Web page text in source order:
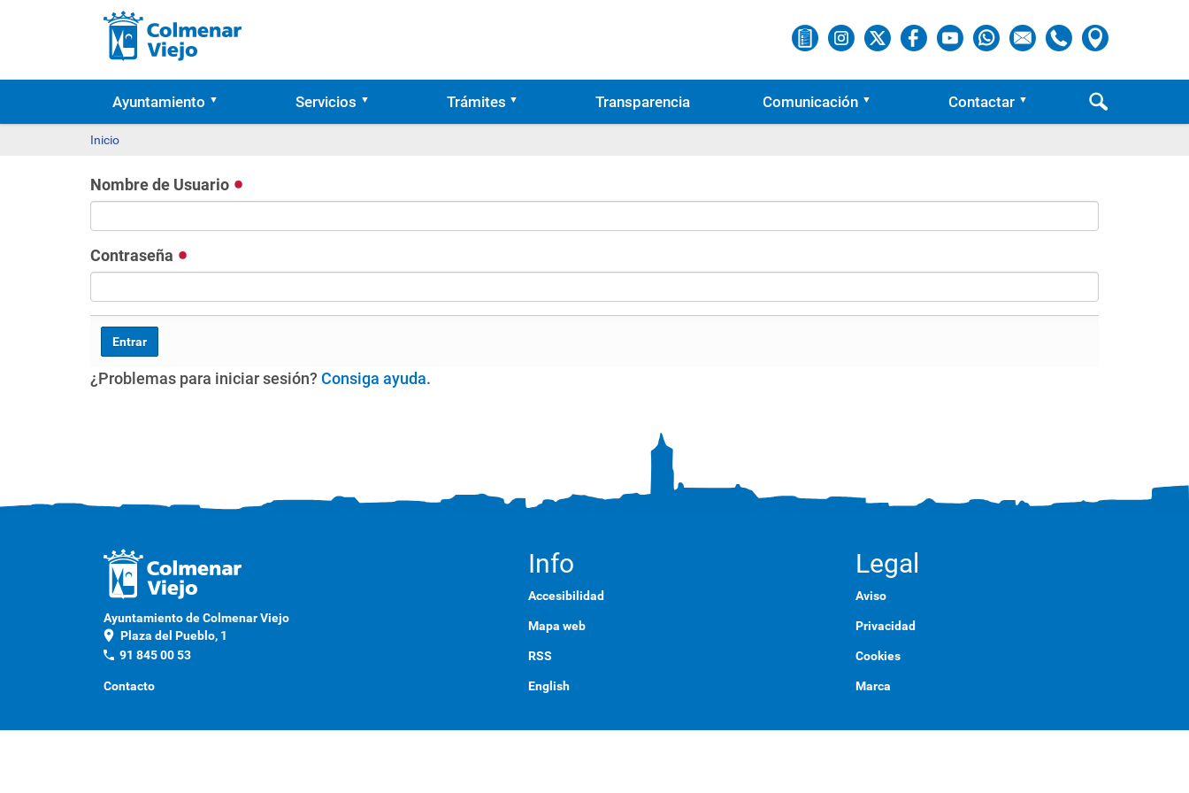
Ayuntamiento Servicios Trámites Transparencia Comunicación Contactar
Inicio
Nombre de Usuario
Contraseña
¿Problemas para iniciar sesión? Consiga ayuda.
Ayuntamiento de Colmenar Viejo
location_on Plaza del Pueblo, 1
phone 91 845 00 53
Contacto
Info
Accesibilidad
Mapa web
RSS
English
Legal
Aviso
Privacidad
Cookies
Marca